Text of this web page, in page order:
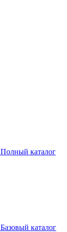
Полный каталог
Базовый каталог